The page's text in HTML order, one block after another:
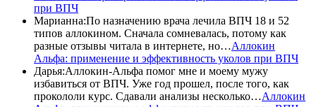
при ВПЧ
Марианна:По назначению врача лечила ВПЧ 18 и 52
типов аллокином. Сначала сомневалась, потому как
разные отзывы читала в интернете, но…Аллокин
Альфа: применение и эффективность уколов при ВПЧ
Дарья:Аллокин-Альфа помог мне и моему мужу
избавиться от ВПЧ. Уже год прошел, после того, как
прокололи курс. Сдавали анализы несколько…Аллокин